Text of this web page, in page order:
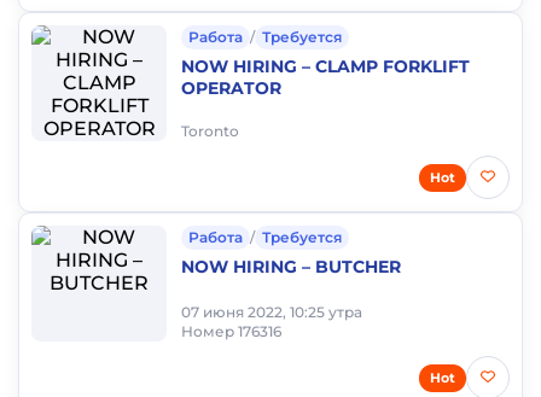
Работа / Требуется
NOW HIRING – CLAMP FORKLIFT
OPERATOR
Toronto
Hot
Работа / Требуется
NOW HIRING – BUTCHER
07 июня 2022, 10:25 утра
Номер 176316
Hot